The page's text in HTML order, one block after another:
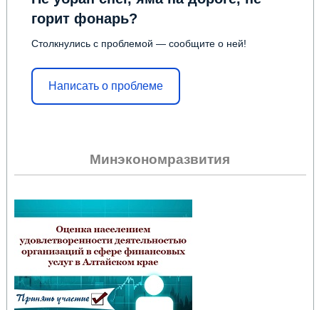
горит фонарь?
Столкнулись с проблемой — сообщите о ней!
Написать о проблеме
Минэкономразвития